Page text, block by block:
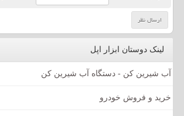
لینک دوستان ابزار اپل
آب شیرین کن - دستگاه آب شیرین کن
خرید و فروش خودرو